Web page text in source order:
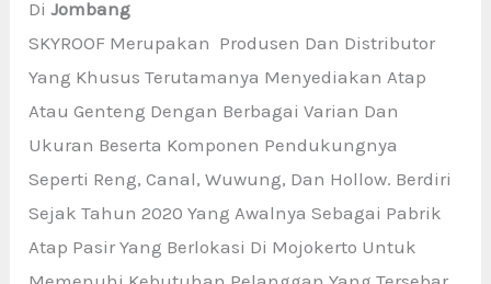
DiJombang
SKYROOF Merupakan Produsen Dan Distributor
Yang Khusus Terutamanya Menyediakan Atap
Atau Genteng Dengan Berbagai Varian Dan
Ukuran Beserta Komponen Pendukungnya
Seperti Reng, Canal, Wuwung, Dan Hollow. Berdiri
Sejak Tahun 2020 Yang Awalnya Sebagai Pabrik
Atap Pasir Yang Berlokasi Di Mojokerto Untuk